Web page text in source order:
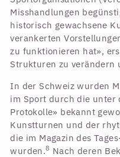
Misshandlungen
historisch gewachsene
verankerten
zu funktionieren hat»,
Strukturen zu verändern
In der Schweiz wurden
im Sport durch die unter
Protokolle» bekannt
Kunstturnen und der
die im Magazin des
wurden.8 Nach deren